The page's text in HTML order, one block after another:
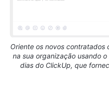
Oriente os novos contratados
na sua organização usando
dias do ClickUp, que